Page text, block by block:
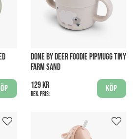
DONE BY DEER FOODIE PIPMUGG TINY
FARM SAND
129 kr
Rek. pris:
Köp